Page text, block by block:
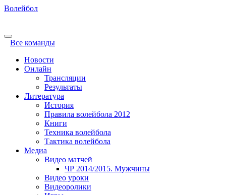
Волейбол
Все команды
Новости
Онлайн
Трансляции
Результаты
Литература
История
Правила волейбола 2012
Книги
Техника волейбола
Тактика волейбола
Медиа
Видео матчей
ЧР 2014/2015. Мужчины
Видео уроки
Видеоролики